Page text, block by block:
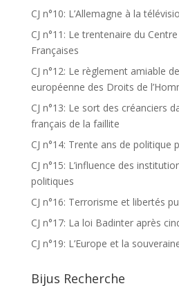
CJ n°10: L’Allemagne à la
CJ n°11: Le trentenaire du Centre
Françaises
CJ n°12: Le règlement amiable
européenne des Droits de
CJ n°13: Le sort des créanciers
français de la faillite
CJ n°14: Trente ans de politique
CJ n°15: L’influence des
politiques
CJ n°16: Terrorisme et libertés
CJ n°17: La loi Badinter après
CJ n°19: L’Europe et la
Bijus Recherche